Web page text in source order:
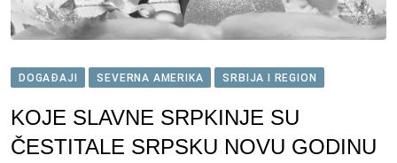
DOGAĐAJI SEVERNA AMERIKA SRBIJA I REGION
KOJE SLAVNE SRPKINJE SU
ČESTITALE SRPSKU NOVU GODINU